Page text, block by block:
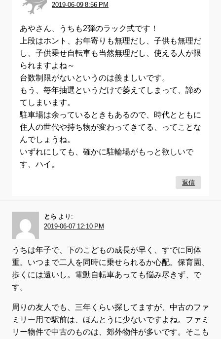
2019-06-09 8:56 PM
あやさん、うちも2弾のラック式です！
上段はホント、お年寄りも無理だし、子供も無理だ
し、子供乗せ自転車も当然無理だし、使える人が限
られますよね～
台数制限がないというのは羨ましいです。
もう、毎年抽選というだけで萎えてしまって、諦め
てしまいます。
駐車場は余っているときもあるので、時代とともに
住人の世代や持ち物が変わってきてる、ってことな
んでしょうね。
いずれにしても、確かに駐輪場がもっと欲しいで
す、ハイ。
返信
とら
より:
2019-06-07 12:10 PM
うちは年子で、下のこどもの成長が早く、すでに同体
重。いつまで二人を同時に乗せられるか心配。保育園、
歩くには遠いし。電動自転車あっても悩み尽きず、で
す。
周りの友人でも、三年くらい探してますが、中古のファ
ミリー用で駅前は、ほんとうに少ないですよね。ファミ
リー物件で中古のものは、郊外物件が多いです。そこも